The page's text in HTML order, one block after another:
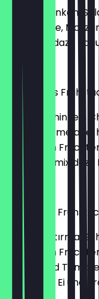
Parmaschinken,
Grillgemüse,
Olivenmix dazu
€12.90
Spanisches
Serranoschinken,
exotischen
und Olivenmix
€14.90
Türkisches Frühstück
Sucuk, Pastırma,
exotischen
Gurken und
gekochtes Ei und